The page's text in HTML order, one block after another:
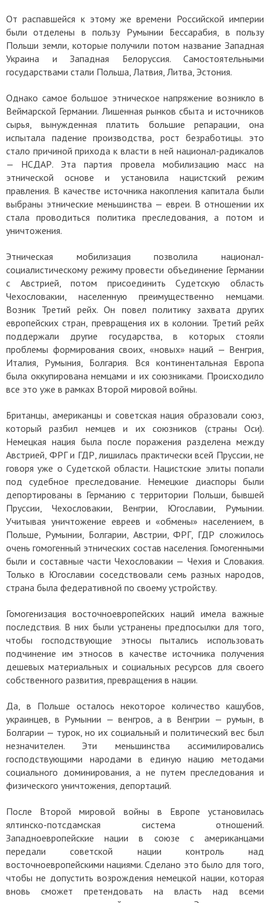
От распавшейся к этому же времени Российской империи
были отделены в пользу Румынии Бессарабия, в пользу
Польши земли, которые получили потом название Западная
Украина и Западная Белоруссия. Самостоятельными
государствами стали Польша, Латвия, Литва, Эстония.
Однако самое большое этническое напряжение возникло в
Веймарской Германии. Лишенная рынков сбыта и источников
сырья, вынужденная платить большие репарации, она
испытала падение производства, рост безработицы. это
стало причиной прихода к власти в ней национал-радикалов
— НСДАР. Эта партия провела мобилизацию масс на
этнической основе и установила нацистский режим
правления. В качестве источника накопления капитала были
выбраны этнические меньшинства — евреи. В отношении их
стала проводиться политика преследования, а потом и
уничтожения.
Этническая мобилизация позволила национал-
социалистическому режиму провести объединение Германии
с Австрией, потом присоединить Судетскую область
Чехословакии, населенную преимущественно немцами.
Возник Третий рейх. Он повел политику захвата других
европейских стран, превращения их в колонии. Третий рейх
поддержали другие государства, в которых стояли
проблемы формирования своих, «новых» наций — Венгрия,
Италия, Румыния, Болгария. Вся континентальная Европа
была оккупирована немцами и их союзниками. Происходило
все это уже в рамках Второй мировой войны.
Британцы, американцы и советская нация образовали союз,
который разбил немцев и их союзников (страны Оси).
Немецкая нация была после поражения разделена между
Австрией, ФРГ и ГДР, лишилась практически всей Пруссии, не
говоря уже о Судетской области. Нацистские элиты попали
под судебное преследование. Немецкие диаспоры были
депортированы в Германию с территории Польши, бывшей
Пруссии, Чехословакии, Венгрии, Югославии, Румынии.
Учитывая уничтожение евреев и «обмены» населением, в
Польше, Румынии, Болгарии, Австрии, ФРГ, ГДР сложилось
очень гомогенный этнических состав населения. Гомогенными
были и составные части Чехословакии — Чехия и Словакия.
Только в Югославии соседствовали семь разных народов,
страна была федеративной по своему устройству.
Гомогенизация восточноевропейских наций имела важные
последствия. В них были устранены предпосылки для того,
чтобы господствующие этносы пытались использовать
подчинение им этносов в качестве источника получения
дешевых материальных и социальных ресурсов для своего
собственного развития, превращения в нации.
Да, в Польше осталось некоторое количество кашубов,
украинцев, в Румынии — венгров, а в Венгрии — румын, в
Болгарии — турок, но их социальный и политический вес был
незначителен. Эти меньшинства ассимилировались
господствующими народами в единую нацию методами
социального доминирования, а не путем преследования и
физического уничтожения, депортаций.
После Второй мировой войны в Европе установилась
ялтинско-потсдамская система отношений.
Западноевропейские нации в союзе с американцами
передали советской нации контроль над
восточноевропейскими нациями. Сделано это было для того,
чтобы не допустить возрождения немецкой нации, которая
вновь сможет претендовать на власть над всеми